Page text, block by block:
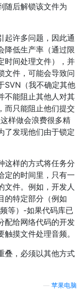
随后解锁该文件为
起许多问题，因此通
降低生产率（通过限
时间处理文件），并
文件，可能会导致问
SVN（我不确定其他
不能阻止其他人对其
而只能阻止他们提交
样做会浪费很多精
了发现他们由于锁定
这样的方式将任务分
定的时间里，只有一
文件。例如，开发人
的特定部分（例如
等）-如果代码库已
配给网络代码的开发
触摸文件处理音频。
叠，必须以其他方式
苹果电脑